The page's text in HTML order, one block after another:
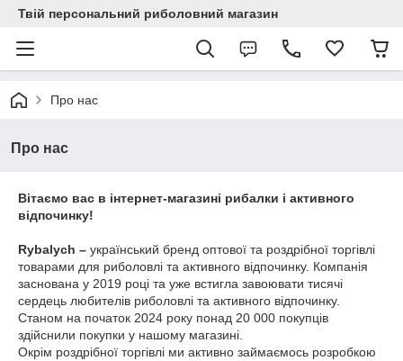
Твій персональний риболовний магазин
Про нас
Про нас
Вітаємо вас в інтернет-магазині рибалки і активного
відпочинку!
Rybalych – український бренд оптової та роздрібної торгівлі
товарами для риболовлі та активного відпочинку. Компанія
заснована у 2019 році та уже встигла завоювати тисячі
сердець любителів риболовлі та активного відпочинку.
Станом на початок 2024 року понад 20 000 покупців
здійснили покупки у нашому магазині.
Окрім роздрібної торгівлі ми активно займаємось розробкою